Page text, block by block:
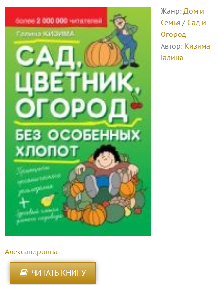
Жанр: Дом и
Семья / Сад и
Огород
Автор: Кизима
Галина
Александровна
ЧИТАТЬ КНИГУ